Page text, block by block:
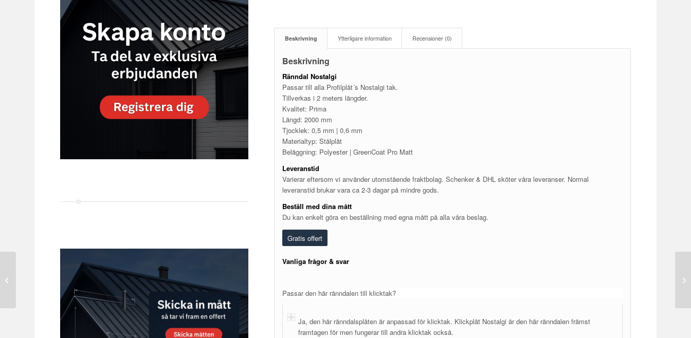
Beskrivning Ytterligare information Recensioner (0)
Beskrivning
Ränndal Nostalgi
Passar till alla Profilplåt´s Nostalgi tak.
Tillverkas i 2 meters längder.
Kvalitet: Prima
Längd: 2000 mm
Tjocklek: 0,5 mm | 0,6 mm
Materialtyp: Stålplåt
Beläggning: Polyester | GreenCoat Pro Matt
Leveranstid
Varierar eftersom vi använder utomstående fraktbolag. Schenker & DHL sköter våra leveranser. Normal
leveranstid brukar vara ca 2-3 dagar på mindre gods.
Beställ med dina mått
Du kan enkelt göra en beställning med egna mått på alla våra beslag.
Gratis offert
Vanliga frågor & svar
Passar den här ränndalen till klicktak?
Ja, den här ränndalsplåten är anpassad för klicktak. Klickplåt Nostalgi är den här ränndalen främst
framtagen för men fungerar till andra klicktak också.
Pulpetnock Profilplåt